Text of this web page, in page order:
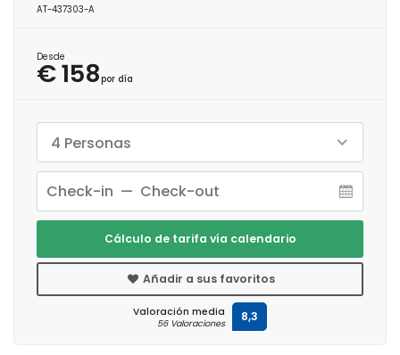
AT-437303-A
Desde
€ 158por día
4 Personas
Cálculo de tarifa vía calendario
Añadir a sus favoritos
Valoración media
56 Valoraciones 8,3